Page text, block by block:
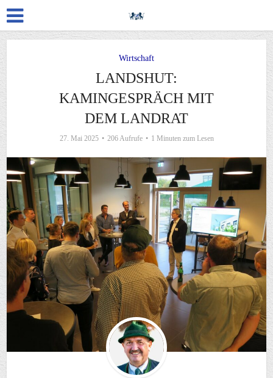
Wirtschaft
LANDSHUT:
KAMINGESPRÄCH MIT
DEM LANDRAT
27. Mai 2025 206 Aufrufe 1 Minuten zum Lesen